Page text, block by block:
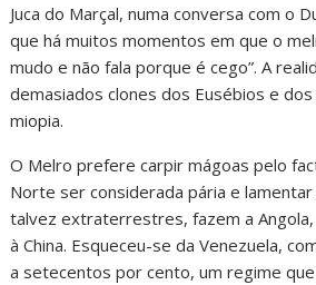
Juca do Marçal, numa conversa com o
que há muitos momentos em que o
mudo e não fala porque é cego”. A
demasiados clones dos Eusébios e
miopia.
O Melro prefere carpir mágoas pelo
Norte ser considerada pária e
talvez extraterrestres, fazem a Angola,
à China. Esqueceu-se da Venezuela,
a setecentos por cento, um regime